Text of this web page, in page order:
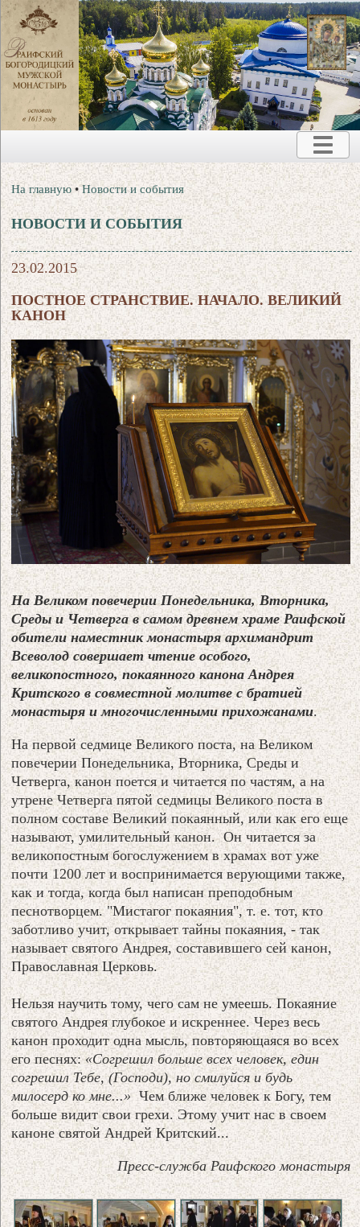
На главную •Новости и события
НОВОСТИ И СОБЫТИЯ
23.02.2015
ПОСТНОЕ СТРАНСТВИЕ. НАЧАЛО. ВЕЛИКИЙ
КАНОН
На Великом повечерии Понедельника, Вторника,
Среды и Четверга в самом древнем храме Раифской
обители наместник монастыря архимандрит
Всеволод совершает чтение особого,
великопостного, покаянного канона Андрея
Критского в совместной молитве с братией
монастыря и многочисленными прихожанами.
На первой седмице Великого поста, на Великом
повечерии Понедельника, Вторника, Среды и
Четверга, канон поется и читается по частям, а на
утрене Четверга пятой седмицы Великого поста в
полном составе Великий покаянный, или как его еще
называют, умилительный канон. Он читается за
великопостным богослужением в храмах вот уже
почти 1200 лет и воспринимается верующими также,
как и тогда, когда был написан преподобным
песнотворцем. "Мистагог покаяния", т. е. тот, кто
заботливо учит, открывает тайны покаяния, - так
называет святого Андрея, составившего сей канон,
Православная Церковь.
Нельзя научить тому, чего сам не умеешь. Покаяние
святого Андрея глубокое и искреннее. Через весь
канон проходит одна мысль, повторяющаяся во всех
его песнях:«Согрешил больше всех человек, един
согрешил Тебе, (Господи), но смилуйся и будь
милосерд ко мне...»Чем ближе человек к Богу, тем
больше видит свои грехи. Этому учит нас в своем
каноне святой Андрей Критский...
Пресс-служба Раифского монастыря